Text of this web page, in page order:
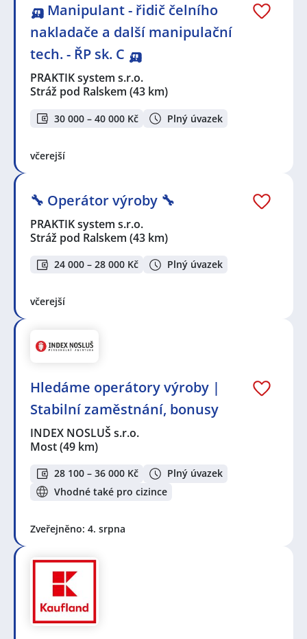
🛺 Manipulant - řidič čelního
nakladače a další manipulační
tech. - ŘP sk. C 🛺
PRAKTIK system s.r.o.
Stráž pod Ralskem (43 km)
30 000 – 40 000 Kč Plný úvazek
včerejší
🔧 Operátor výroby 🔧
PRAKTIK system s.r.o.
Stráž pod Ralskem (43 km)
24 000 – 28 000 Kč Plný úvazek
včerejší
Hledáme operátory výroby |
Stabilní zaměstnání, bonusy
INDEX NOSLUŠ s.r.o.
Most(49 km)
28 100 – 36 000 Kč
Plný úvazek
Vhodné také pro cizince
Zveřejněno: 4. srpna